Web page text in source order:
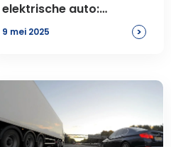
elektrische auto:
praktische tips
9 mei 2025 >